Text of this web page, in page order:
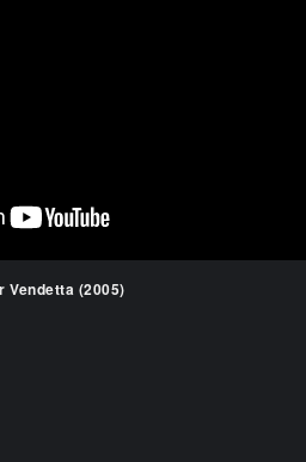
Vendetta (2005)